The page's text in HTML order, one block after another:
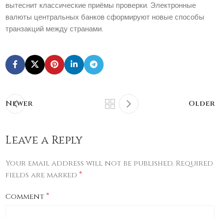
вытеснит классические приёмы проверки. Электронные
валюты центральных банков сформируют новые способы
транзакций между странами.
Newer Older
Leave a Reply
Your email address will not be published. Required
fields are marked*
Comment*